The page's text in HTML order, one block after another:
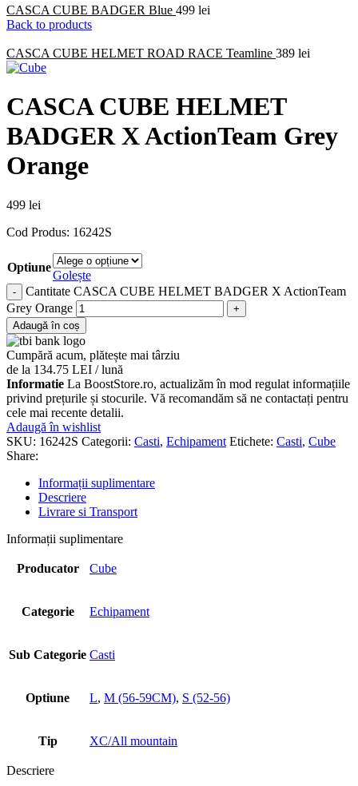
CASCA CUBE BADGER Blue 499 lei
Back to products
CASCA CUBE HELMET ROAD RACE Teamline 389 lei
CASCA CUBE HELMET
BADGER X ActionTeam Grey
Orange
499 lei
Cod Produs: 16242S
Optiune
Golește
Cantitate CASCA CUBE HELMET BADGER X ActionTeam
Grey Orange
Adaugă în coș
Cumpără acum, plătește mai târziu
de la 134.75 LEI / lună
Informatie La BoostStore.ro, actualizăm în mod regulat informațiile
privind prețurile și stocurile. Vă recomandăm să ne contactați pentru
cele mai recente detalii.
Adaugă în wishlist
SKU: 16242S Categorii: Casti, Echipament Etichete: Casti, Cube
Share:
Informații suplimentare
Descriere
Livrare si Transport
Informații suplimentare
Producator Cube
Categorie Echipament
Sub Categorie Casti
Optiune L, M (56-59CM), S (52-56)
Tip XC/All mountain
Descriere